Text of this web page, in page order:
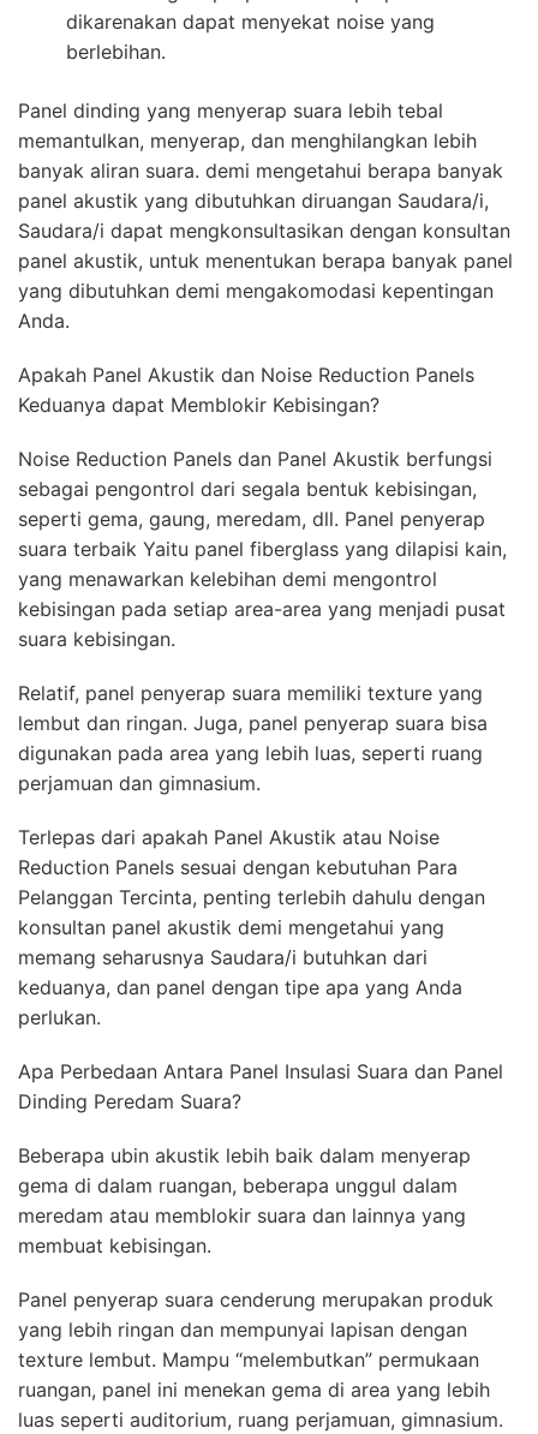
dikarenakan dapat menyekat noise yang
berlebihan.
Panel dinding yang menyerap suara lebih tebal
memantulkan, menyerap, dan menghilangkan lebih
banyak aliran suara. demi mengetahui berapa banyak
panel akustik yang dibutuhkan diruangan Saudara/i,
Saudara/i dapat mengkonsultasikan dengan konsultan
panel akustik, untuk menentukan berapa banyak panel
yang dibutuhkan demi mengakomodasi kepentingan
Anda.
Apakah Panel Akustik dan Noise Reduction Panels
Keduanya dapat Memblokir Kebisingan?
Noise Reduction Panels dan Panel Akustik berfungsi
sebagai pengontrol dari segala bentuk kebisingan,
seperti gema, gaung, meredam, dll. Panel penyerap
suara terbaik Yaitu panel fiberglass yang dilapisi kain,
yang menawarkan kelebihan demi mengontrol
kebisingan pada setiap area-area yang menjadi pusat
suara kebisingan.
Relatif, panel penyerap suara memiliki texture yang
lembut dan ringan. Juga, panel penyerap suara bisa
digunakan pada area yang lebih luas, seperti ruang
perjamuan dan gimnasium.
Terlepas dari apakah Panel Akustik atau Noise
Reduction Panels sesuai dengan kebutuhan Para
Pelanggan Tercinta, penting terlebih dahulu dengan
konsultan panel akustik demi mengetahui yang
memang seharusnya Saudara/i butuhkan dari
keduanya, dan panel dengan tipe apa yang Anda
perlukan.
Apa Perbedaan Antara Panel Insulasi Suara dan Panel
Dinding Peredam Suara?
Beberapa ubin akustik lebih baik dalam menyerap
gema di dalam ruangan, beberapa unggul dalam
meredam atau memblokir suara dan lainnya yang
membuat kebisingan.
Panel penyerap suara cenderung merupakan produk
yang lebih ringan dan mempunyai lapisan dengan
texture lembut. Mampu “melembutkan” permukaan
ruangan, panel ini menekan gema di area yang lebih
luas seperti auditorium, ruang perjamuan, gimnasium.